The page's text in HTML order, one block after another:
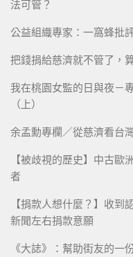
法可管？
公益組織專家：一窩蜂批
把錢捐給慈濟就不管了，
我在桃園女監的日與夜－
（上）
余孟勳專欄／從慈濟看台
【被歧視的歷史】中古
者
【捐款人想什麼？】收到
新聞左右捐款意願
《大誌》：幫助街友的一